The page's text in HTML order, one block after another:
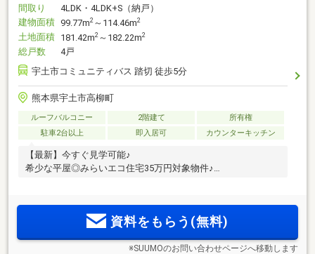
間取り
4LDK・4LDK+S（納戸）
建物面積 99.77m2 ～114.46m2
土地面積 181.42m2 ～182.22m2
総戸数
4戸
宇土市コミュニティバス 踏切 徒歩5分
熊本県宇土市高柳町
ルーフバルコニー 2階建て
所有権
駐車2台以上
即入居可 カウンターキッチン
【最新】今すぐ見学可能♪
希少な平屋◎みらいエコ住宅35万円対象物件♪
資料をもらう(無料)
※SUUMOのお問い合わせページへ移動します